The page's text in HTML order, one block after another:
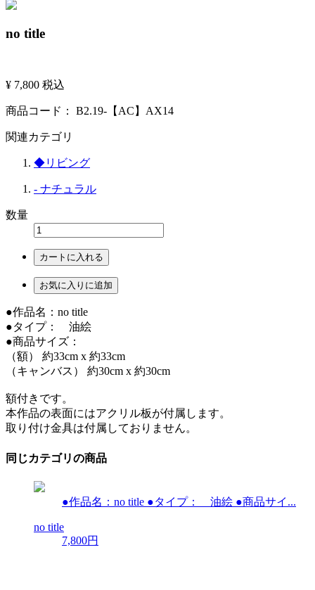
no title
¥ 7,800 税込
商品コード： B2.19-【AC】AX14
関連カテゴリ
◆リビング
- ナチュラル
数量
カートに入れる
お気に入りに追加
●作品名：no title
●タイプ： 油絵
●商品サイズ：
（額） 約33cm x 約33cm
（キャンバス） 約30cm x 約30cm
額付きです。
本作品の表面にはアクリル板が付属します。
取り付け金具は付属しておりません。
同じカテゴリの商品
●作品名：no title ●タイプ： 油絵 ●商品サイ...
no title
7,800円